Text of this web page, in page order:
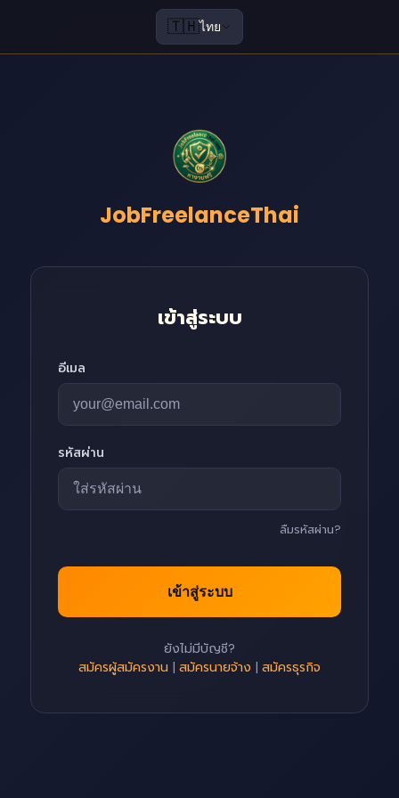
🇹🇭ไทย
JobFreelanceThai
เข้าสู่ระบบ
อีเมล
รหัสผ่าน
ลืมรหัสผ่าน?
เข้าสู่ระบบ
ยังไม่มีบัญชี?
สมัครผู้สมัครงาน | สมัครนายจ้าง | สมัครธุรกิจ